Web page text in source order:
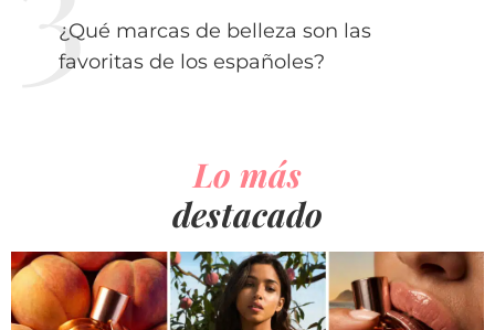
¿Qué marcas de belleza son las
favoritas de los españoles?
Lo más
destacado